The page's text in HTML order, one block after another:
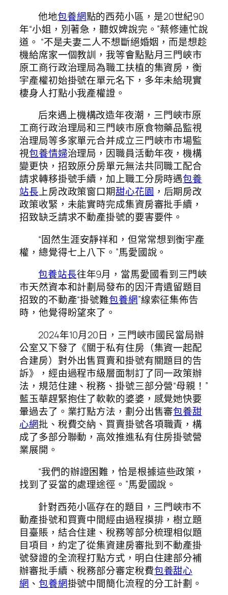
他地包養網點的西苑小區，是20世紀90
年“小姐，別著急，聽奴婢說完。”蔡修連忙說
道。 “不是夫妻二人不想斷絕婚姻，而是想趁
機給席家一個教訓，我等會點點月三門峽市
原工商行政治理局為職工扶植的集資房，衡
宇產權初始掛號在單元名下，多年未給現實
棲身人打點小我產權證。
后來遇上機構改造年夜潮，三門峽市原
工商行政治理局和三門峽市原食物藥品監視
治理局等多家單元合并成立三門峽市市場監
視包養情婦治理局，因職員活動年夜，機構
變更快，招致原分房單元無法共同職工配合
請求轉移掛號手續，加上職工分房時遇包養
站長上房改政策窗口期甜心花園 ，后期房改
政策收緊，未能實時完成集資房審批手續，
招致缺乏請求不動產掛號的要害要件。
“固然生涯安靜祥和，但常常想到衡宇產
權，總覺得七上八下。”馬愛國說。
包養站長往年9月，當馬愛國看到三門峽
市天然資本和計劃局發布的因汗青遺留題目
招致的不動產“掛號難包養網”線索征集佈告
時，他覺得盼望來了。
2024年10月20日，三門峽市國民當局辦
公室又下發了《關于私有住房（集資一起配
合建房）對外出售買賣和掛號有關題目的告
訴》，經由過程市級層面制訂了同一政策辦
法，規范住建、稅務、掛號三部分營“母親！”
藍玉華趕緊抱住了軟軟的婆婆，感覺她快要
暈過去了。業打點方法，劃分出售審包養甜
心網批、稅費交納、買賣掛號各項職責，構
成了多部分聯動，高效推進私有住房掛號營
業展開。
“我們的辦證困難，恰是根據這些政策，
找到了妥當的處理途徑。”馬愛國說。
針對西苑小區存在的題目，三門峽市不
動產掛號和買賣中間經由過程摸排，樹立題
目臺賬，結合住建、稅務等部分梳理相似題
目項目，約定了從集資建房審批到不動產掛
號發證的全流程打點方式，明白住建部分補
辦審批手續、稅務部分審定稅費包養甜心
網 、 包養網掛號中間簡化流程的分工計劃。